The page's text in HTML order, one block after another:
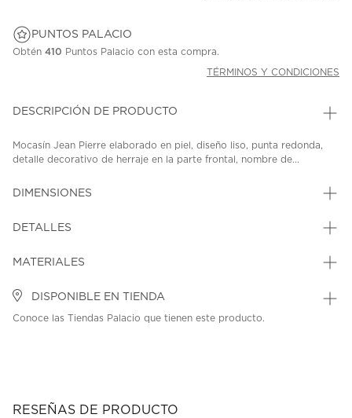
PUNTOS PALACIO
Obtén 410 Puntos Palacio con esta compra.
TÉRMINOS Y CONDICIONES
DESCRIPCIÓN DE PRODUCTO
Mocasín Jean Pierre elaborado en piel, diseño liso, punta redonda,
detalle decorativo de herraje en la parte frontal, nombre de...
DIMENSIONES
DETALLES
MATERIALES
DISPONIBLE EN TIENDA
Conoce las Tiendas Palacio que tienen este producto.
RESEÑAS DE PRODUCTO